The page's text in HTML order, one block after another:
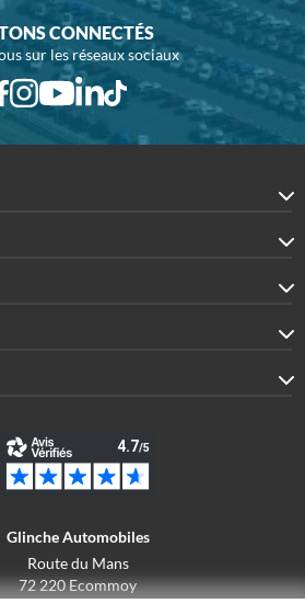
CONNECTÉS
sur les réseaux sociaux
Glinche Automobiles
Route du Mans
72 220 Ecommoy